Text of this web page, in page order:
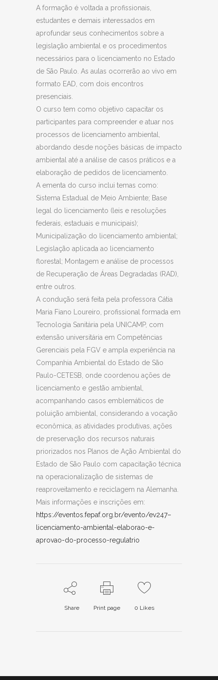
A formação é voltada a profissionais,
estudantes e demais interessados em
aprofundar seus conhecimentos sobre a
legislação ambiental e os procedimentos
necessários para o licenciamento no Estado
de São Paulo. As aulas ocorrerão ao vivo em
formato EAD, com dois encontros
presenciais.
O curso tem como objetivo capacitar os
participantes para compreender e atuar nos
processos de licenciamento ambiental,
abordando desde noções básicas de impacto
ambiental até a análise de casos práticos e a
elaboração de pedidos de licenciamento.
A ementa do curso inclui temas como:
Sistema Estadual de Meio Ambiente; Base
legal do licenciamento (leis e resoluções
federais, estaduais e municipais);
Municipalização do licenciamento ambiental;
Legislação aplicada ao licenciamento
florestal; Montagem e análise de processos
de Recuperação de Áreas Degradadas (RAD),
entre outros.
A condução será feita pela professora Cátia
Maria Fiano Loureiro, profissional formada em
Tecnologia Sanitária pela UNICAMP, com
extensão universitária em Competências
Gerenciais pela FGV e ampla experiência na
Companhia Ambiental do Estado de São
Paulo-CETESB, onde coordenou ações de
licenciamento e gestão ambiental,
acompanhando casos emblemáticos de
poluição ambiental, considerando a vocação
econômica, as atividades produtivas, ações
de preservação dos recursos naturais
priorizados nos Planos de Ação Ambiental do
Estado de São Paulo com capacitação técnica
na operacionalização de sistemas de
reaproveitamento e reciclagem na Alemanha.
Mais informações e inscrições em:
https://eventos.fepaf.org.br/evento/ev247–
licenciamento-ambiental-elaborao-e-
aprovao-do-processo-regulatrio
Share Print page 0 Likes